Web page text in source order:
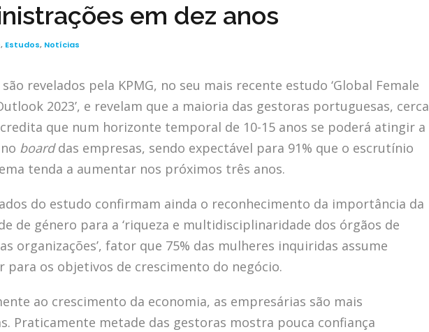
em dez anos
, Estudos, Notícias
revelados pela KPMG, no seu mais recente estudo ‘Global Female
2023’, e revelam que a maioria das gestoras portuguesas, cerca
que num horizonte temporal de 10-15 anos se poderá atingir a
boarddas empresas, sendo expectável para 91% que o escrutínio
tenda a aumentar nos próximos três anos.
do estudo confirmam ainda o reconhecimento da importância da
de género para a ‘riqueza e multidisciplinaridade dos órgãos de
organizações’, fator que 75% das mulheres inquiridas assume
para os objetivos de crescimento do negócio.
ao crescimento da economia, as empresárias são mais
Praticamente metade das gestoras mostra pouca confiança